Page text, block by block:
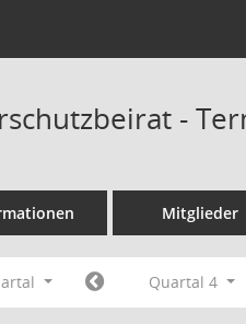
-
Mitglieder
Quartal 4